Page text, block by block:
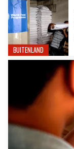
BUITENLAND